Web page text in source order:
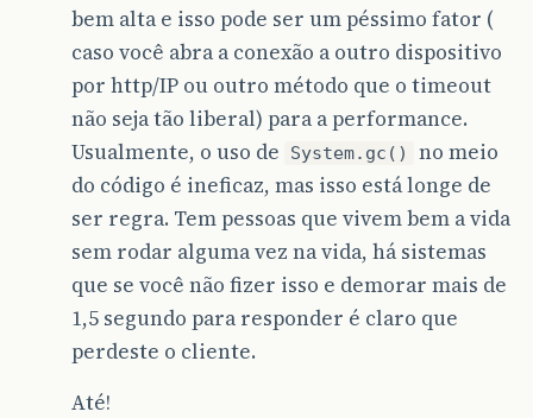
bem alta e isso pode ser um péssimo fator (
caso você abra a conexão a outro dispositivo
por http/IP ou outro método que o timeout
não seja tão liberal) para a performance.
Usualmente, o uso de
System.gc()
no meio
do código é ineficaz, mas isso está longe de
ser regra. Tem pessoas que vivem bem a vida
sem rodar alguma vez na vida, há sistemas
que se você não fizer isso e demorar mais de
1,5 segundo para responder é claro que
perdeste o cliente.
Até!